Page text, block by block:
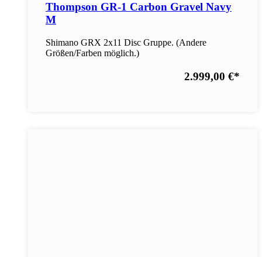
Thompson GR-1 Carbon Gravel Navy
M
Shimano GRX 2x11 Disc Gruppe. (Andere
Größen/Farben möglich.)
2.999,00 €*